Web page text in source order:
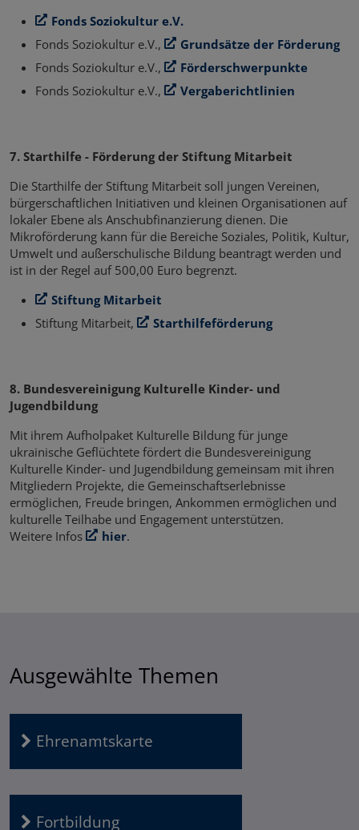
Fonds Soziokultur e.V.
Fonds Soziokultur e.V.,
Grundsätze der Förderung
Fonds Soziokultur e.V.,
Förderschwerpunkte
Fonds Soziokultur e.V.,
Vergaberichtlinien
7. Starthilfe - Förderung der Stiftung Mitarbeit
Die Starthilfe der Stiftung Mitarbeit soll jungen Vereinen,
bürgerschaftlichen Initiativen und kleinen Organisationen auf
lokaler Ebene als Anschubfinanzierung dienen. Die
Mikroförderung kann für die Bereiche Soziales, Politik, Kultur,
Umwelt und außerschulische Bildung beantragt werden und
ist in der Regel auf 500,00 Euro begrenzt.
Stiftung Mitarbeit
Stiftung Mitarbeit,
Starthilfeförderung
8. Bundesvereinigung Kulturelle Kinder- und
Jugendbildung
Mit ihrem Aufholpaket Kulturelle Bildung für junge
ukrainische Geflüchtete fördert die Bundesvereinigung
Kulturelle Kinder- und Jugendbildung gemeinsam mit ihren
Mitgliedern Projekte, die Gemeinschaftserlebnisse
ermöglichen, Freude bringen, Ankommen ermöglichen und
kulturelle Teilhabe und Engagement unterstützen.
Weitere Infos
hier.
Ausgewählte Themen
Ehrenamtskarte
Fortbildung